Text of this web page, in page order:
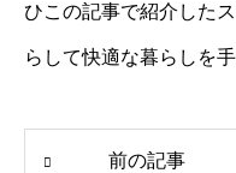
ひこの記事で紹介した
らして快適な暮らしを
前の記事